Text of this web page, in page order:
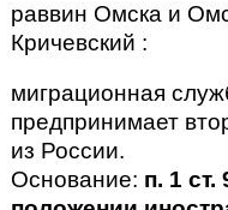
раввин Омска и
Кричевский :
миграционная
предпринимает
из России.
Основание: п. 1